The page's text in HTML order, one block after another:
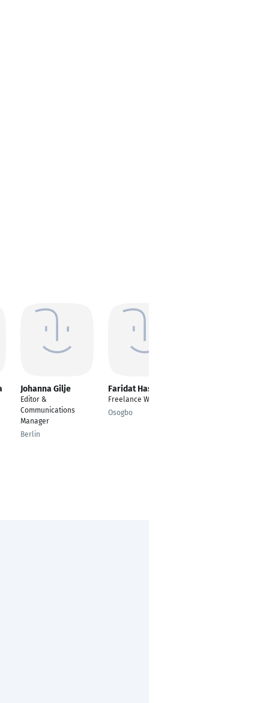
Johanna Gilje
Editor &
Communications
Manager
Berlin
Faridat Hassan
Freelance Writer
Osogbo